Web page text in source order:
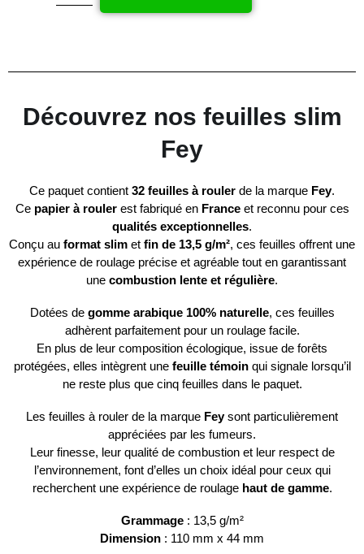
Découvrez nos feuilles slim
Fey
Ce paquet contient 32 feuilles à rouler de la marque Fey.
Ce papier à roulerest fabriqué en Franceet reconnu pour ces
qualités exceptionnelles.
Conçu au format slim et fin de 13,5 g/m², ces feuilles offrent une
expérience de roulage précise et agréable tout en garantissant
une combustion lente et régulière.
Dotées de gomme arabique 100% naturelle, ces feuilles
adhèrent parfaitement pour un roulage facile.
En plus de leur composition écologique, issue de forêts
protégées, elles intègrent une feuille témoinqui signale lorsqu’il
ne reste plus que cinq feuilles dans le paquet.
Les feuilles à rouler de la marque Feysont particulièrement
appréciées par les fumeurs.
Leur finesse, leur qualité de combustion et leur respect de
l’environnement, font d’elles un choix idéal pour ceux qui
recherchent une expérience de roulage haut de gamme.
Grammage: 13,5 g/m²
Dimension : 110 mm x 44 mm